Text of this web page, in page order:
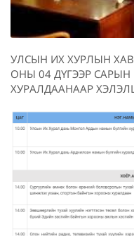
УЛСЫН ИХ ХУРЛЫН
ОНЫ 04 ДҮГЭЭР
ХУРАЛДААНААР